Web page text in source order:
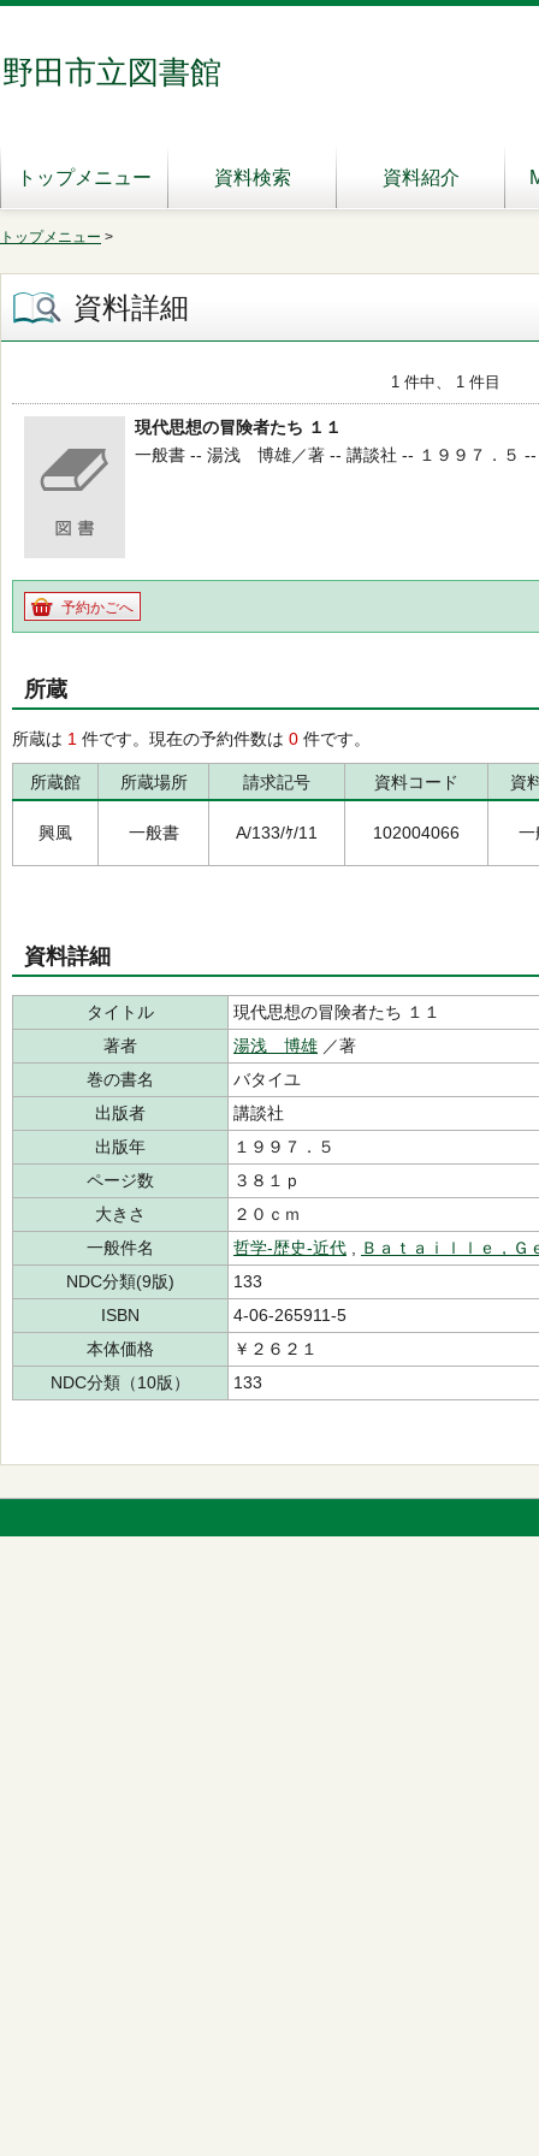
野田市立図書館
トップメニュー 資料検索 資料紹介
トップメニュー >
資料詳細
1 件中、 1 件目
現代思想の冒険者たち １１
一般書 -- 湯浅 博雄／著 -- 講談社 -- １９９７．５
予約かごへ
所蔵
所蔵は 1 件です。現在の予約件数は 0 件です。
所蔵館 所蔵場所 請求記号 資料コード 資
興風 一般書 A/133/ｹ/11 102004066 一
資料詳細
タイトル
現代思想の冒険者たち １１
著者
湯浅 博雄 ／著
巻の書名
バタイユ
出版者
講談社
出版年
１９９７．５
ページ数
３８１ｐ
大きさ
２０ｃｍ
一般件名
哲学-歴史-近代
Ｂａｔａｉｌｌｅ，Ｇ
NDC分類(9版)
133
ISBN
4-06-265911-5
本体価格
￥２６２１
NDC分類（10版）
133